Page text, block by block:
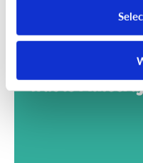
Wat is